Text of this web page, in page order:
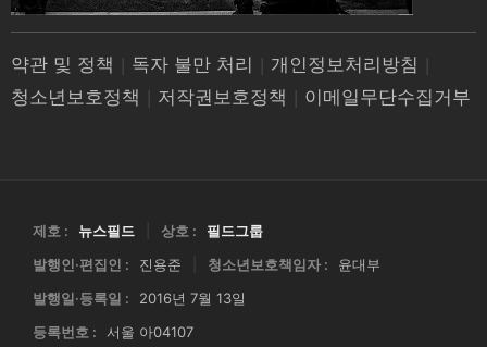
약관 및 정책 독자 불만 처리 개인정보처리방침
청소년보호정책
저작권보호정책 이메일무단수집거부
제호 : 뉴스필드 상호 :
필드그룹
발행인·편집인 :
진용준 청소년보호책임자 :
윤대부
발행일·등록일 :
2016년 7월 13일
등록번호 :
서울 아04107